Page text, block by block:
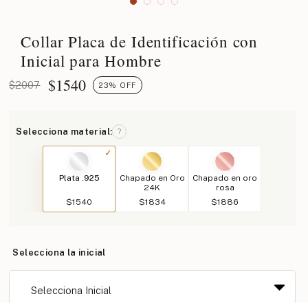
Collar Placa de Identificación con
Inicial para Hombre
$2007 $1540 23% OFF
Selecciona material: ?
Plata .925
$1540
Chapado en Oro
24K
$1834
Chapado en oro
rosa
$1886
Selecciona la inicial